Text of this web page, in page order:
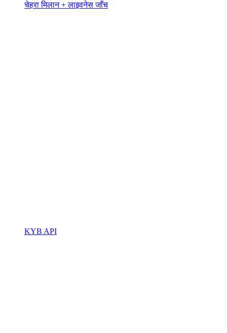
चेहरा मिलान + लाइवनेस जाँच
KYB API